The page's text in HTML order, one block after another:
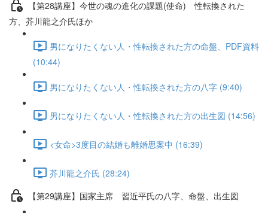
【第28講座】今世の魂の進化の課題(使命) 性転換された
方、芥川龍之介氏ほか
男になりたくない人・性転換された方の命盤、PDF資料
(10:44)
男になりたくない人・性転換された方の八字 (9:40)
男になりたくない人・性転換された方の出生図 (14:56)
<女命>3度目の結婚も離婚思案中 (16:39)
芥川龍之介氏 (28:24)
【第29講座】国家主席 習近平氏の八字、命盤、出生図